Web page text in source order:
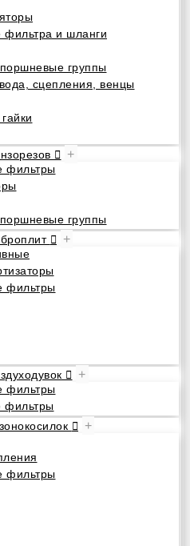
фильтра и шланги
группы
сцепления, венцы
+
фильтры
группы
+
фильтры
+
фильтры
фильтры
+
фильтры